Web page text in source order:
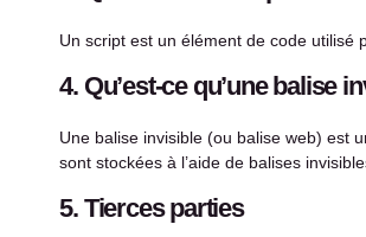
Un script est un élément de code
4. Qu’est-ce qu’une balise
Une balise invisible (ou balise web) est
sont stockées à l’aide de balises
5. Tierces parties